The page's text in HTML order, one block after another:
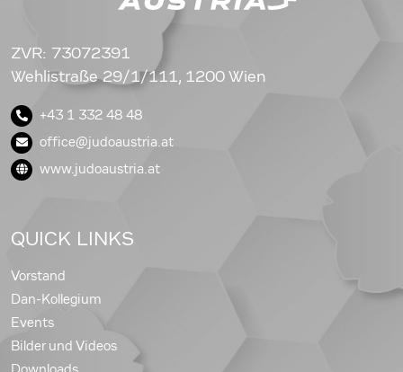
ZVR: 73072391
Wehlistraße 29/1/111, 1200 Wien
+43 1 332 48 48
office@judoaustria.at
www.judoaustria.at
QUICK LINKS
Vorstand
Dan-Kollegium
Events
Bilder und Videos